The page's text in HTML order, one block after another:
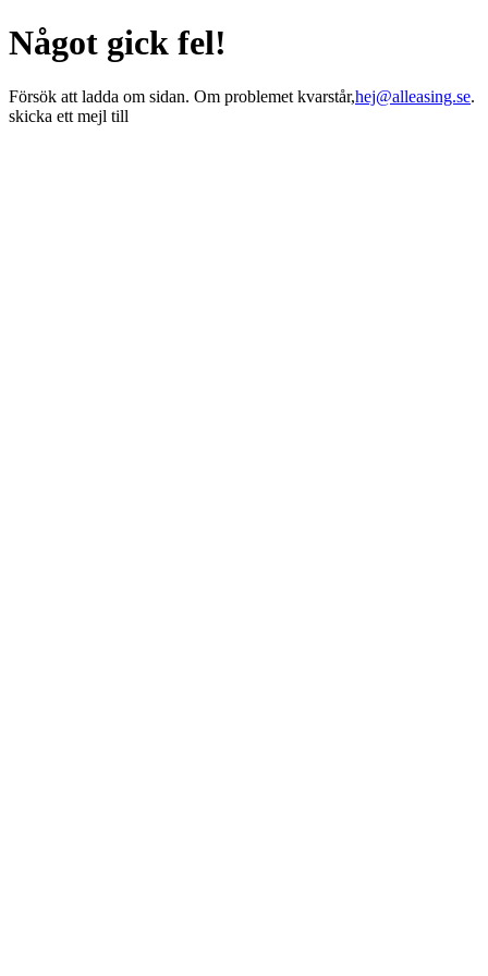
Något gick fel!
Försök att ladda om sidan. Om problemet kvarstår,hej@alleasing.se.
skicka ett mejl till